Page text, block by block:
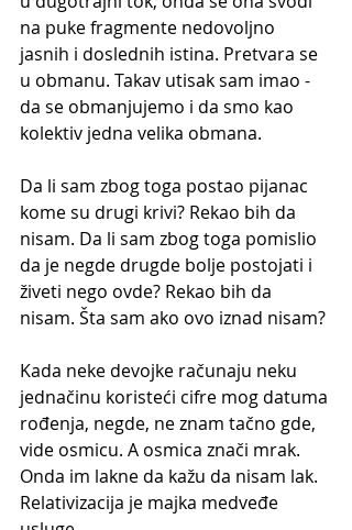
na puke fragmente nedovoljno
jasnih i doslednih istina. Pretvara se
u obmanu. Takav utisak sam imao -
da se obmanjujemo i da smo kao
kolektiv jedna velika obmana.
Da li sam zbog toga postao pijanac
kome su drugi krivi? Rekao bih da
nisam. Da li sam zbog toga pomislio
da je negde drugde bolje postojati i
živeti nego ovde? Rekao bih da
nisam. Šta sam ako ovo iznad nisam?
Kada neke devojke računaju neku
jednačinu koristeći cifre mog datuma
rođenja, negde, ne znam tačno gde,
vide osmicu. A osmica znači mrak.
Onda im lakne da kažu da nisam lak.
Relativizacija je majka medveđe